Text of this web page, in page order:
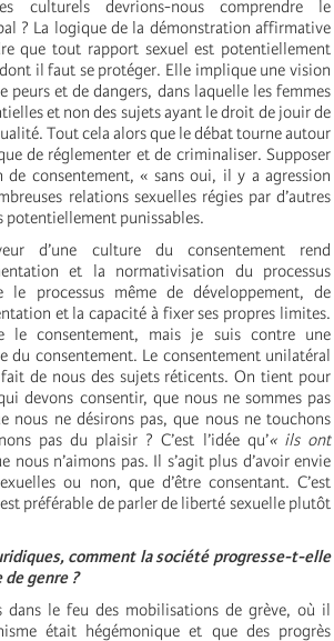
culturels devrions-nous comprendre le
? La logique de la démonstration affirmative
que tout rapport sexuel est potentiellement
il faut se protéger. Elle implique une vision
peurs et de dangers, dans laquelle les femmes
et non des sujets ayant le droit de jouir de
Tout cela alors que le débat tourne autour
de réglementer et de criminaliser. Supposer
de consentement, « sans oui, il y a agression
relations sexuelles régies par d’autres
potentiellement punissables.
d’une culture du consentement rend
et la normativisation du processus
processus même de développement, de
et la capacité à fixer ses propres limites.
le consentement, mais je suis contre une
du consentement. Le consentement unilatéral
de nous des sujets réticents. On tient pour
devons consentir, que nous ne sommes pas
nous ne désirons pas, que nous ne touchons
pas du plaisir ? C’est l’idée qu’« ils ont
nous n’aimons pas. Il s’agit plus d’avoir envie
ou non, que d’être consentant. C’est
préférable de parler de liberté sexuelle plutôt
comment la société progresse-t-elle
genre ?
dans le feu des mobilisations de grève, où il
était hégémonique et que des progrès